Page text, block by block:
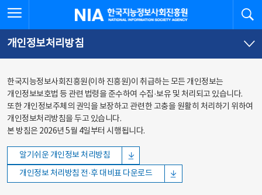
바로가기
바로가기
한국지능정보사회진흥원
개인정보처리방침
한국지능정보사회진흥원(이하 진흥원)이 취급하는 모든 개인정보는
개인정보보호법 등 관련 법령을 준수하여 수집·보유 및 처리되고 있습니다.
또한 개인정보주체의 권익을 보장하고 관련한 고충을 원활히 처리하기 위하여
개인정보처리방침을 두고 있습니다.
본 방침은 2026년 5월 4일부터 시행됩니다.
알기쉬운 개인정보 처리방침
개인정보 처리방침 전·후 대비표 다운로드